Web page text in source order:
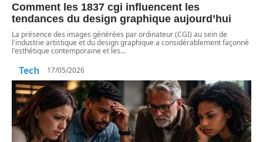
Comment les 1837 cgi influencent les
tendances du design graphique aujourd’hui
La présence des images générées par ordinateur (CGI) au sein de
l'industrie artistique et du design graphique a considérablement façonné
l'esthétique contemporaine et les…
Tech 17/05/2026